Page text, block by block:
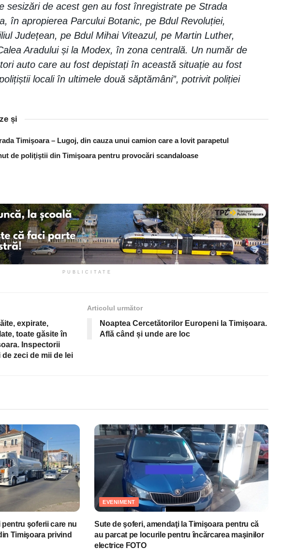
sesizări de acest gen au fost înregistrate pe Strada
în apropierea Parcului Botanic, pe Bdul Revoluției,
Județean, pe Bdul Mihai Viteazul, pe Martin Luther,
Aradului și la Modex, în zona centrală. Un număr de
auto care au fost depistați în această situație au fost
locali în ultimele două săptămâni”, potrivit poliției
și
Timişoara – Lugoj, din cauza unui camion care a lovit parapetul
de poliţiştii din Timişoara pentru provocări scandaloase
PUBLICITATE
expirate,
toate găsite în
Inspectorii
zeci de mii de lei
Articolul următor
Noaptea Cercetătorilor Europeni la Timișoara.
Află când și unde are loc
pentru şoferii care nu
Timişoara privind
EVENIMENT
Sute de şoferi, amendaţi la Timişoara pentru că
au parcat pe locurile pentru încărcarea maşinilor
electrice FOTO